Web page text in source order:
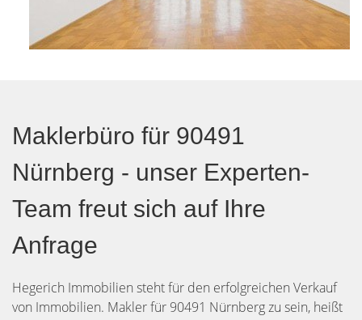
Maklerbüro für 90491
Nürnberg - unser Experten-
Team freut sich auf Ihre
Anfrage
Hegerich Immobilien steht für den erfolgreichen Verkauf
von Immobilien. Makler für 90491 Nürnberg zu sein, heißt